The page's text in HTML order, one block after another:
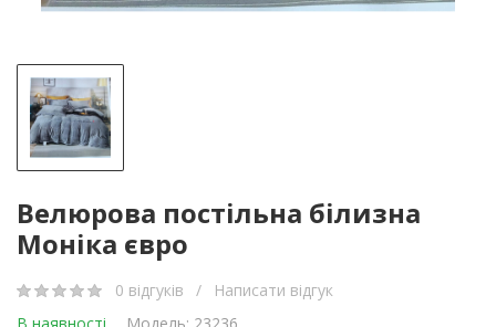
Велюрова постільна білизна
Моніка євро
0 відгуків /
Написати відгук